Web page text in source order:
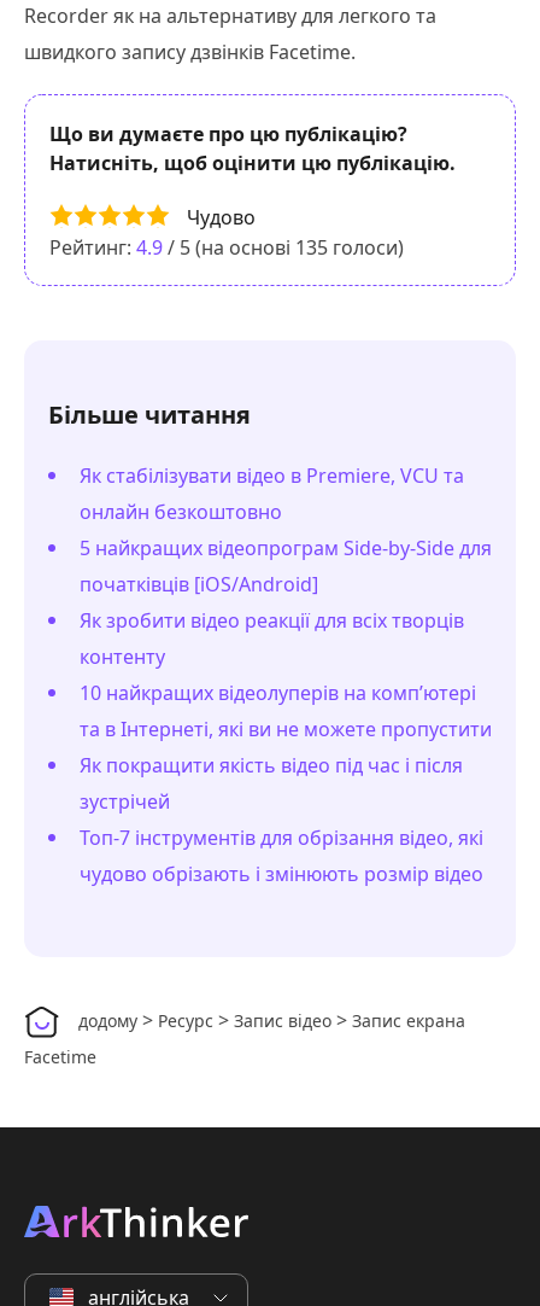
Recorder як на альтернативу для легкого та
швидкого запису дзвінків Facetime.
Що ви думаєте про цю публікацію?
Натисніть, щоб оцінити цю публікацію.
Чудово
Рейтинг: 4.9/ 5 (на основі 135 голоси)
Більше читання
Як стабілізувати відео в Premiere, VCU та
онлайн безкоштовно
5 найкращих відеопрограм Side-by-Side для
початківців [iOS/Android]
Як зробити відео реакції для всіх творців
контенту
10 найкращих відеолуперів на комп’ютері
та в Інтернеті, які ви не можете пропустити
Як покращити якість відео під час і після
зустрічей
Топ-7 інструментів для обрізання відео, які
чудово обрізають і змінюють розмір відео
додому > Ресурс > Запис відео > Запис екрана
Facetime
англійська